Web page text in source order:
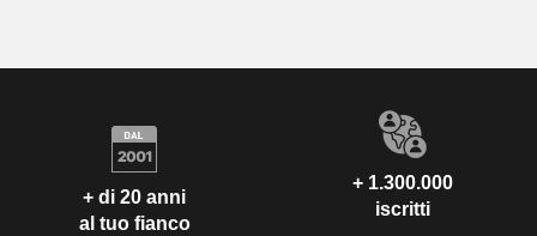
+ di 20 anni
al tuo fianco
+ 1.300.000
iscritti